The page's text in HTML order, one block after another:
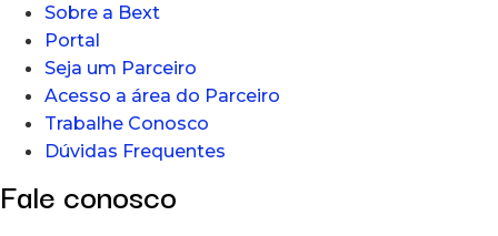
Sobre a Bext
Portal
Seja um Parceiro
Acesso a área do Parceiro
Trabalhe Conosco
Dúvidas Frequentes
Fale conosco